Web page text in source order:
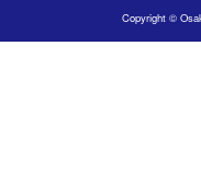
Copyright ©